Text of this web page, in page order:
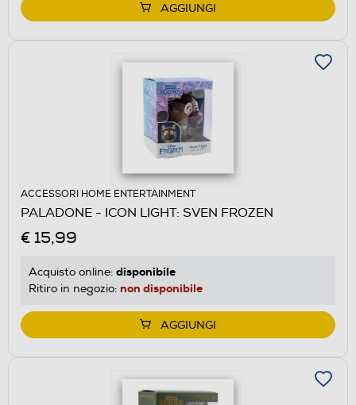
AGGIUNGI
ACCESSORI HOME ENTERTAINMENT
PALADONE - ICON LIGHT: SVEN FROZEN
€ 15,99
Acquisto online: disponibile
Ritiro in negozio: non disponibile
AGGIUNGI